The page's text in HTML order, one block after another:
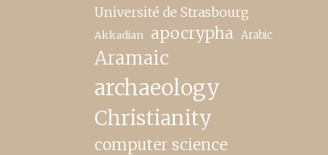
Université de Strasbourg
Akkadian apocrypha Arabic
Aramaic
archaeology
Christianity
computer science